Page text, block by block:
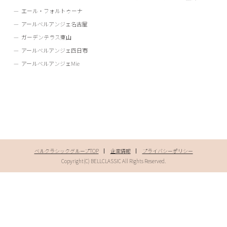
エール・フォルトゥーナ
アールベルアンジェ名古屋
ガーデンテラス東山
アールベルアンジェ四日市
アールベルアンジェMie
ベルクラシックグループTOP 企業情報
プライバシーポリシー
Copyright(C) BELLCLASSIC All Rights Reserved.